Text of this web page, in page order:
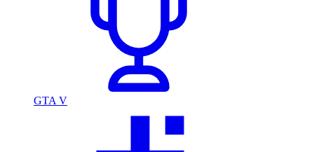
GTA V